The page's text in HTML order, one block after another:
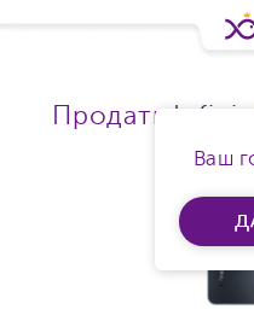
Ваш
Продать